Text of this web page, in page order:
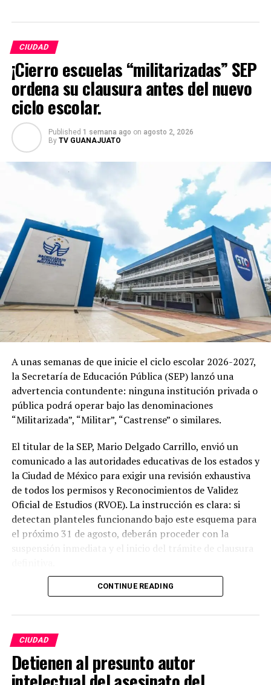
CIUDAD
¡Cierro escuelas “militarizadas” SEP
ordena su clausura antes del nuevo
ciclo escolar.
Published 1 semana ago on agosto 2, 2026
By TV GUANAJUATO
A unas semanas de que inicie el ciclo escolar 2026-2027,
la Secretaría de Educación Pública (SEP) lanzó una
advertencia contundente: ninguna institución privada o
pública podrá operar bajo las denominaciones
“Militarizada”, “Militar”, “Castrense” o similares.
El titular de la SEP, Mario Delgado Carrillo, envió un
comunicado a las autoridades educativas de los estados y
la Ciudad de México para exigir una revisión exhaustiva
de todos los permisos y Reconocimientos de Validez
Oficial de Estudios (RVOE). La instrucción es clara: si
detectan planteles funcionando bajo este esquema para
el próximo 31 de agosto, deberán proceder con la
suspensión inmediata y el inicio del trámite de clausura
Para proteger a la comunidad estudiantil de los
ordenaron la entrega inmediata de toda la
documentación escolar (como certificados e historiales)
para que puedan incorporarse a otra escuela sin perder
el año. Además, las instituciones obligadas a cerrar
tendrán que reembolsar al 100% los pagos de
CONTINUE READING
CIUDAD
Detienen al presunto autor